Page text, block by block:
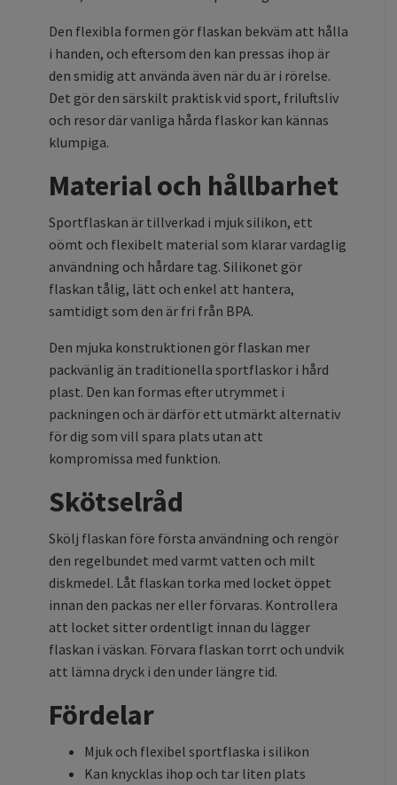
Den flexibla formen gör flaskan bekväm att hålla
i handen, och eftersom den kan pressas ihop är
den smidig att använda även när du är i rörelse.
Det gör den särskilt praktisk vid sport, friluftsliv
och resor där vanliga hårda flaskor kan kännas
klumpiga.
Material och hållbarhet
Sportflaskan är tillverkad i mjuk silikon, ett
oömt och flexibelt material som klarar vardaglig
användning och hårdare tag. Silikonet gör
flaskan tålig, lätt och enkel att hantera,
samtidigt som den är fri från BPA.
Den mjuka konstruktionen gör flaskan mer
packvänlig än traditionella sportflaskor i hård
plast. Den kan formas efter utrymmet i
packningen och är därför ett utmärkt alternativ
för dig som vill spara plats utan att
kompromissa med funktion.
Skötselråd
Skölj flaskan före första användning och rengör
den regelbundet med varmt vatten och milt
diskmedel. Låt flaskan torka med locket öppet
innan den packas ner eller förvaras. Kontrollera
att locket sitter ordentligt innan du lägger
flaskan i väskan. Förvara flaskan torrt och undvik
att lämna dryck i den under längre tid.
Fördelar
Mjuk och flexibel sportflaska i silikon
Kan knycklas ihop och tar liten plats